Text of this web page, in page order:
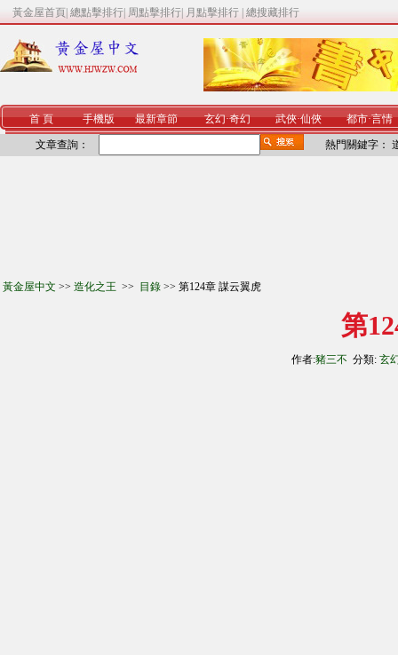
黃金屋首頁 總點擊排行 周點擊排行 月點擊排行 總搜藏排行
首 頁 手機版 最新章節 玄幻·奇幻 武俠·仙俠 都市·言情
文章查詢： 熱門關鍵字：
黃金屋中文 >> 造化之王 >> 目錄 >> 第124章 謀云翼虎
第
作者:豬三不 分類: 玄